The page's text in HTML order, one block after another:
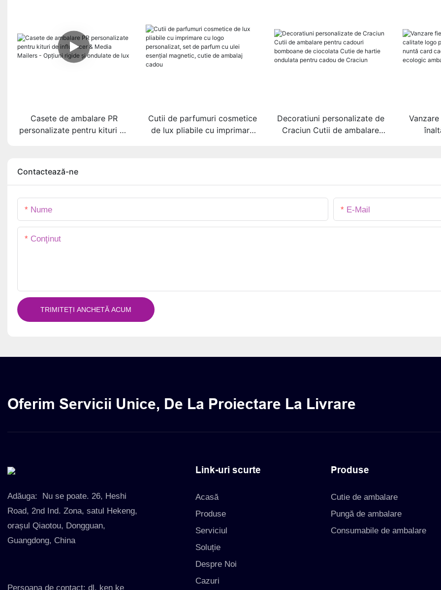
Casete de ambalare PR
personalizate pentru kituri de
Cutii de parfumuri cosmetice
de lux pliabile cu imprimare
Decoratiuni personalizate de
Craciun Cutii de ambalare
Contactează-ne
Nume E-Mail
Conţinut
TRIMITEȚI ANCHETĂ ACUM
Oferim Servicii Unice, De La Proiectare La Livrare
Adăuga:
Nu se poate. 26, Heshi
Road, 2nd Ind. Zona, satul Hekeng,
orașul Qiaotou, Dongguan,
Guangdong, China
Persoana de contact: dl. ken ke
Link-uri scurte
Acasă
Produse
Serviciul
Soluție
Despre Noi
Cazuri
Produse
Cutie de ambalare
Pungă de ambalare
Consumabile de ambalare